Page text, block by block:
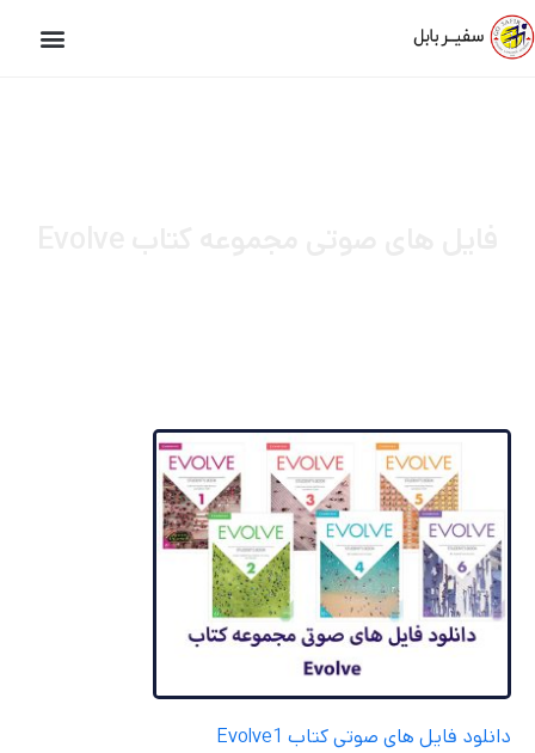
دانلود فایل های صوتی کتاب Evolve1